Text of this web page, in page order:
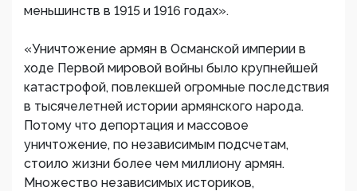
меньшинств в 1915 и 1916 годах».
«Уничтожение армян в Османской империи в
ходе Первой мировой войны было крупнейшей
катастрофой, повлекшей огромные последствия
в тысячелетней истории армянского народа.
Потому что депортация и массовое
уничтожение, по независимым подсчетам,
стоило жизни более чем миллиону армян.
Множество независимых историков,